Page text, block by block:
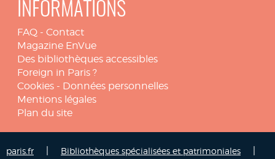
INFORMATIONS
FAQ - Contact
Magazine EnVue
Des bibliothèques accessibles
Foreign in Paris ?
Cookies - Données personnelles
Mentions légales
Plan du site
paris.fr Bibliothèques spécialisées et patrimoniales